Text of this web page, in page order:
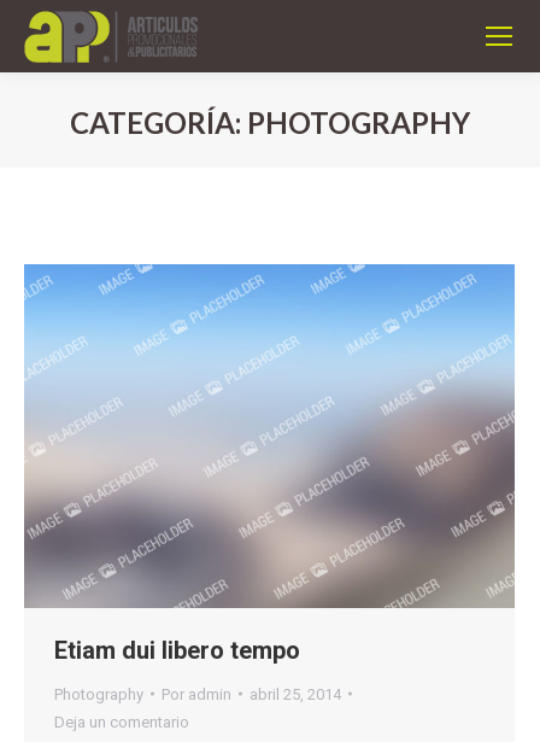
CATEGORÍA: PHOTOGRAPHY
Etiam dui libero tempo
Photography Por admin
abril 25, 2014
Deja un comentario